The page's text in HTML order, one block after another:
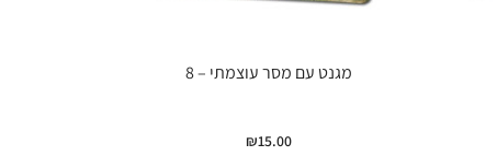
מגנט עם מסר עוצמתי – 8
₪15.00